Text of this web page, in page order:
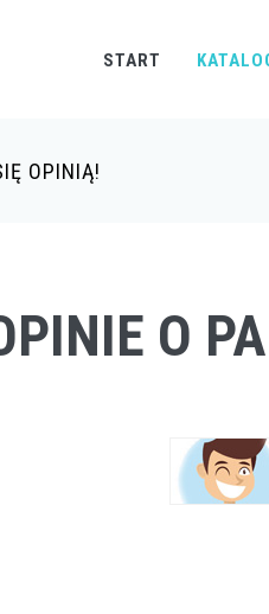
START
OPINIĄ!
O